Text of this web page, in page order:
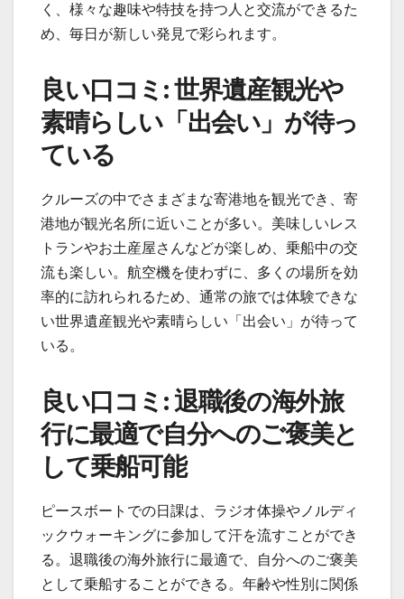
く、様々な趣味や特技を持つ人と交流ができるた
め、毎日が新しい発見で彩られます。
良い口コミ: 世界遺産観光や
素晴らしい「出会い」が待っ
ている
クルーズの中でさまざまな寄港地を観光でき、寄
港地が観光名所に近いことが多い。美味しいレス
トランやお土産屋さんなどが楽しめ、乗船中の交
流も楽しい。航空機を使わずに、多くの場所を効
率的に訪れられるため、通常の旅では体験できな
い世界遺産観光や素晴らしい「出会い」が待って
いる。
良い口コミ: 退職後の海外旅
行に最適で自分へのご褒美と
して乗船可能
ピースボートでの日課は、ラジオ体操やノルディ
ックウォーキングに参加して汗を流すことができ
る。退職後の海外旅行に最適で、自分へのご褒美
として乗船することができる。年齢や性別に関係